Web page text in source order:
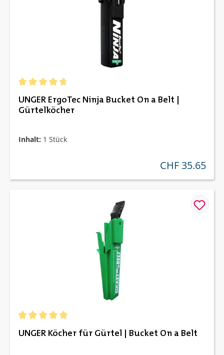
UNGER ErgoTec Ninja Bucket On a Belt |
Gürtelköcher
Inhalt: 1 Stück
regulärer preis:
CHF 35.65
UNGER Köcher für Gürtel | Bucket On a Belt